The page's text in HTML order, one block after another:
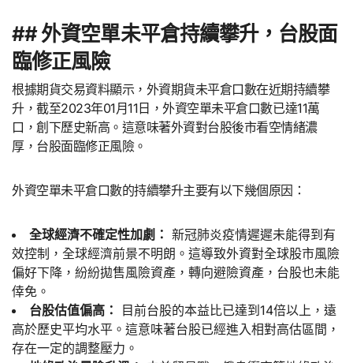
## 外資空單未平倉持續攀升，台股面
臨修正風險
根據期貨交易資料顯示，外資期貨未平倉口數在近期持續攀
升，截至2023年01月11日，外資空單未平倉口數已達11萬
口，創下歷史新高。這意味著外資對台股後市看空情緒濃
厚，台股面臨修正風險。
外資空單未平倉口數的持續攀升主要有以下幾個原因：
全球經濟不確定性加劇： 新冠肺炎疫情遲遲未能得到有
效控制，全球經濟前景不明朗。這導致外資對全球股市風險
偏好下降，紛紛拋售風險資產，轉向避險資產，台股也未能
倖免。
台股估值偏高：
目前台股的本益比已達到14倍以上，遠
高於歷史平均水平。這意味著台股已經進入相對高估區間，
存在一定的調整壓力。